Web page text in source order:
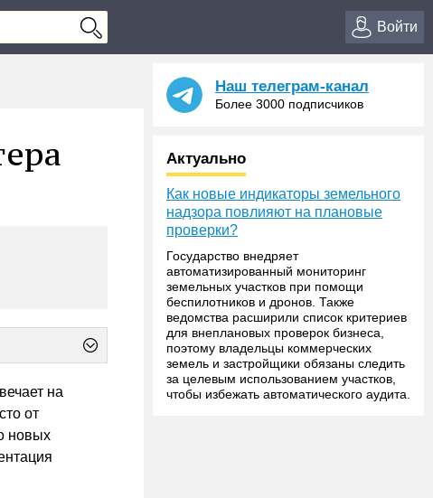
Войти
на
от
новых
Наш телеграм-канал
Более 3000 подписчиков
Актуально
Как новые индикаторы земельного
надзора повлияют на плановые
проверки?
Государство внедряет
автоматизированный мониторинг
земельных участков при помощи
беспилотников и дронов. Также
ведомства расширили список критериев
для внеплановых проверок бизнеса,
поэтому владельцы коммерческих
земель и застройщики обязаны следить
за целевым использованием участков,
чтобы избежать автоматического аудита.